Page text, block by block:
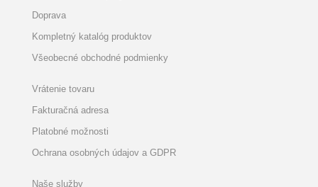
Doprava
Kompletný katalóg produktov
Všeobecné obchodné podmienky
Vrátenie tovaru
Fakturačná adresa
Platobné možnosti
Ochrana osobných údajov a GDPR
Naše služby